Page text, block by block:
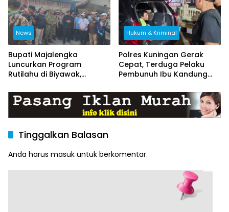
News
Bupati Majalengka
Luncurkan Program
Rutilahu di Biyawak,
1714/Jatitujuh Turut
Dukung GEBER Bersama
Hukum & Kriminal
Polres Kuningan Gerak
Cepat, Terduga Pelaku
Pembunuh Ibu Kandung
Tinggalkan Balasan
Anda harus masuk untuk berkomentar.